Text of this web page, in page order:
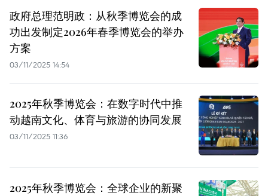
政府总理范明政：从秋季博览会的成
功出发制定2026年春季博览会的举办
方案
03/11/2025 14:54
2025年秋季博览会：在数字时代中推
动越南文化、体育与旅游的协同发展
03/11/2025 11:36
2025年秋季博览会：全球企业的新聚